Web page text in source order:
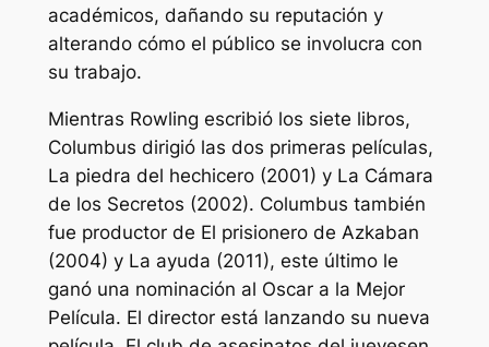
académicos, dañando su reputación y
alterando cómo el público se involucra con
su trabajo.
Mientras Rowling escribió los siete libros,
Columbus dirigió las dos primeras películas,
La piedra del hechicero (2001) y La Cámara
de los Secretos (2002). Columbus también
fue productor de El prisionero de Azkaban
(2004) y La ayuda (2011), este último le
ganó una nominación al Oscar a la Mejor
Película. El director está lanzando su nueva